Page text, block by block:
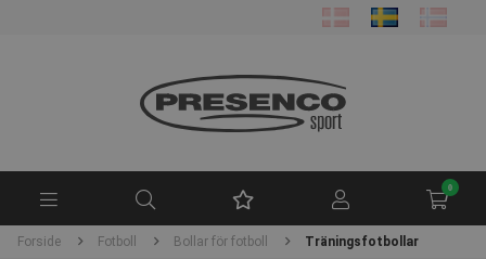
0
Forside Fotboll Bollar för fotboll Träningsfotbollar